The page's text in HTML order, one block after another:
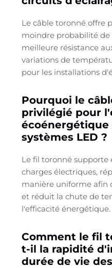
Le câble toronné offre
moindre probabilité
meilleure résistance
variations de
pour les installations
Pourquoi le
privilégié pour
écoénergétique
systèmes LED ?
Le fil toronné supporte
charges électriques,
manière uniforme afin
et réduit la chute de
l'efficacité énergétique.
Comment le fil
t-il la rapidité
durée de vie